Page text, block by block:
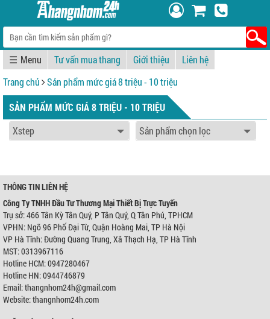
☰ Tư vấn mua thang Giới thiệu
Liên hệ
Trang chủ
Sản phẩm mức giá 8 triệu - 10 triệu
SẢN PHẨM MỨC GIÁ 8 TRIỆU - 10 TRIỆU
THÔNG TIN LIÊN HỆ
Công Ty TNHH Đầu Tư Thương Mại Thiết Bị Trực Tuyến
Trụ sở: 466 Tân Kỳ Tân Quý, P Tân Quý, Q Tân Phú, TPHCM
VPHN: Ngõ 96 Phố Đại Từ, Quận Hoàng Mai, TP Hà Nội
VP Hà Tĩnh: Đường Quang Trung, Xã Thạch Hạ, TP Hà Tĩnh
MST: 0313967116
Hotline HCM: 0947280467
Hotline HN: 0944746879
Email: thangnhom24h@gmail.com
Website: thangnhom24h.com